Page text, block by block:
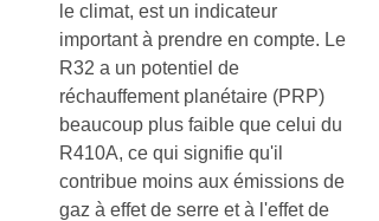
le climat, est un indicateur
important à prendre en compte. Le
R32 a un potentiel de
réchauffement planétaire (PRP)
beaucoup plus faible que celui du
R410A, ce qui signifie qu'il
contribue moins aux émissions de
gaz à effet de serre et à l'effet de